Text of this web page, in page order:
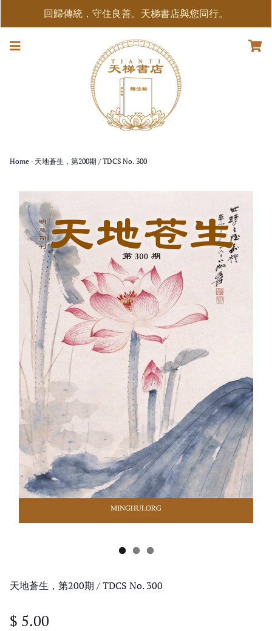
回歸傳統，守住良善。天梯書店與您同行。
Home › 天地蒼生，第200期 / TDCS No. 300
天地蒼生，第200期 / TDCS No. 300
$ 5.00